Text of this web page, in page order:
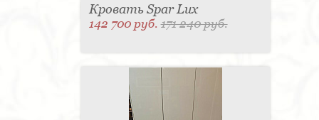
Кровать Spar Lux
142 700 руб.171 240 руб.